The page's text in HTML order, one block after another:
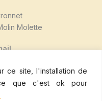
ce site, l'installation de
ce que c'est ok pour
Molette